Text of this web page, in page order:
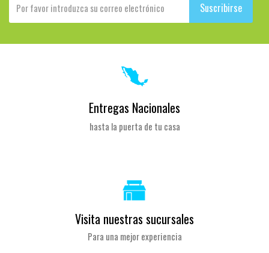
Suscribirse
Entregas Nacionales
hasta la puerta de tu casa
Visita nuestras sucursales
Para una mejor experiencia